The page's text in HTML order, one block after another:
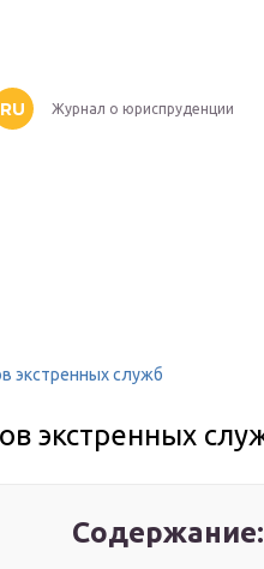
RU Журнал о юриспруденции
экстренных служб
экстренных
Содержание: